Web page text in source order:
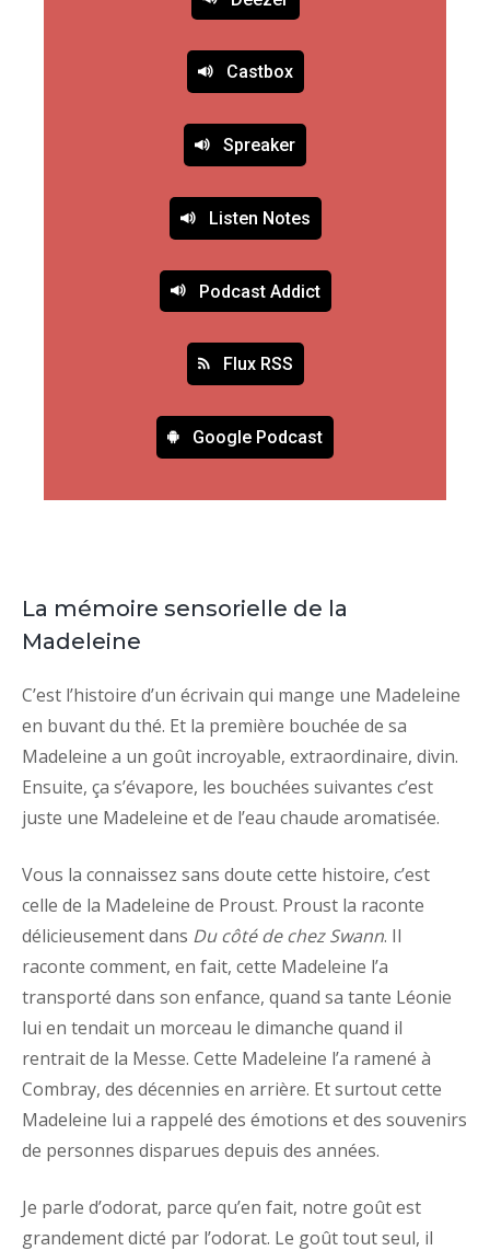
Castbox
Spreaker
Listen Notes
Podcast Addict
Flux RSS
Google Podcast
La mémoire sensorielle de la
Madeleine
C’est l’histoire d’un écrivain qui mange une Madeleine
en buvant du thé. Et la première bouchée de sa
Madeleine a un goût incroyable, extraordinaire, divin.
Ensuite, ça s’évapore, les bouchées suivantes c’est
juste une Madeleine et de l’eau chaude aromatisée.
Vous la connaissez sans doute cette histoire, c’est
celle de la Madeleine de Proust. Proust la raconte
délicieusement dans Du côté de chez Swann. Il
raconte comment, en fait, cette Madeleine l’a
transporté dans son enfance, quand sa tante Léonie
lui en tendait un morceau le dimanche quand il
rentrait de la Messe. Cette Madeleine l’a ramené à
Combray, des décennies en arrière. Et surtout cette
Madeleine lui a rappelé des émotions et des souvenirs
de personnes disparues depuis des années.
Je parle d’odorat, parce qu’en fait, notre goût est
grandement dicté par l’odorat. Le goût tout seul, il